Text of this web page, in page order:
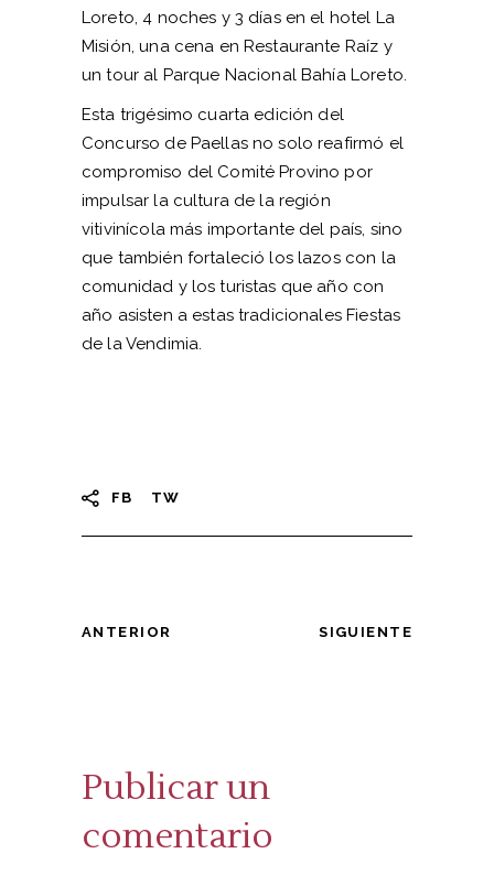
Loreto, 4 noches y 3 días en el hotel La
Misión, una cena en Restaurante Raíz y
un tour al Parque Nacional Bahía Loreto.
Esta trigésimo cuarta edición del
Concurso de Paellas no solo reafirmó el
compromiso del Comité Provino por
impulsar la cultura de la región
vitivinícola más importante del país, sino
que también fortaleció los lazos con la
comunidad y los turistas que año con
año asisten a estas tradicionales Fiestas
de la Vendimia.
FB TW
ANTERIOR SIGUIENTE
Publicar un
comentario